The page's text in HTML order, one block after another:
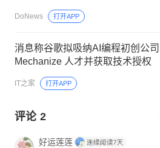
DoNews 打开APP
消息称谷歌拟吸纳AI编程初创公司
Mechanize 人才并获取技术授权
IT之家 打开APP
评论 2
好运莲莲